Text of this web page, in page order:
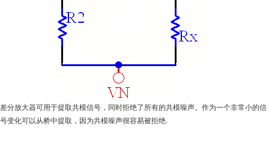
差分放大器可用于提取共模信号，同时拒绝了所有的共模噪声。作为一个非常小的信
号变化可以从桥中提取，因为共模噪声很容易被拒绝.